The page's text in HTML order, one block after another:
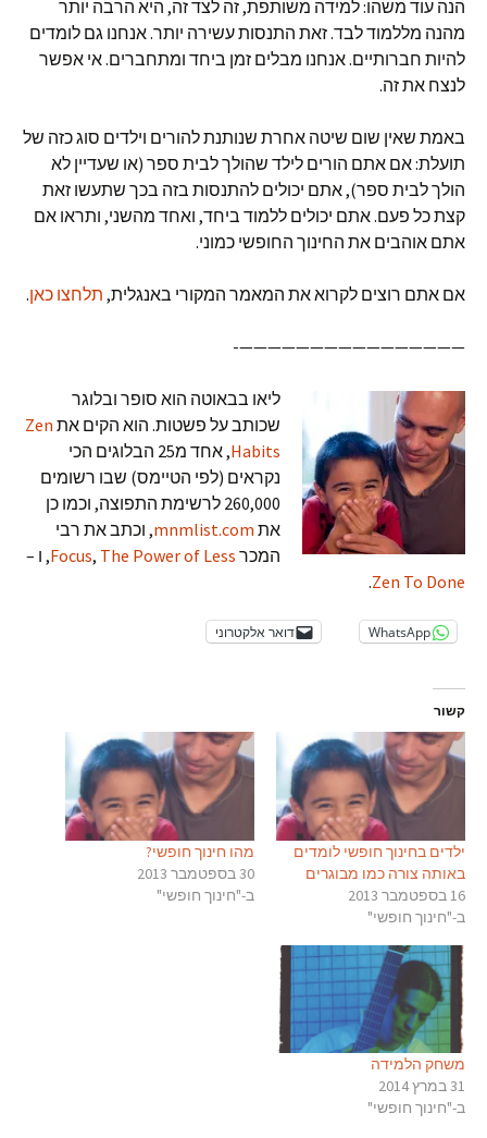
הנה עוד משהו: למידה משותפת, זה לצד זה, היא הרבה יותר
מהנה מללמוד לבד. זאת התנסות עשירה יותר. אנחנו גם לומדים
להיות חברותיים. אנחנו מבלים זמן ביחד ומתחברים. אי אפשר
לנצח את זה.
באמת שאין שום שיטה אחרת שנותנת להורים וילדים סוג כזה של
תועלת: אם אתם הורים לילד שהולך לבית ספר (או שעדיין לא
הולך לבית ספר), אתם יכולים להתנסות בזה בכך שתעשו זאת
קצת כל פעם. אתם יכולים ללמוד ביחד, ואחד מהשני, ותראו אם
אתם אוהבים את החינוך החופשי כמוני.
אם אתם רוצים לקרוא את המאמר המקורי באנגלית, תלחצו כאן.
————————————————-
ליאו בבאוטה הוא סופר ובלוגר
שכותב על פשטות. הוא הקים את Zen
Habits
, אחד מ25 הבלוגים הכי
נקראים (לפי הטיימס) שבו רשומים
260,000 לרשימת התפוצה, וכמו כן
את mnmlist.com, וכתב את רבי
המכר
Focus, The Power of Less
, ו –
Zen To Done
.
WhatsApp דואר אלקטרוני
קשור
ילדים בחינוך חופשי לומדים
באותה צורה כמו מבוגרים
16 בספטמבר 2013
ב-"חינוך חופשי"
מהו חינוך חופשי?
30 בספטמבר 2013
ב-"חינוך חופשי"
משחק הלמידה
31 במרץ 2014
ב-"חינוך חופשי"